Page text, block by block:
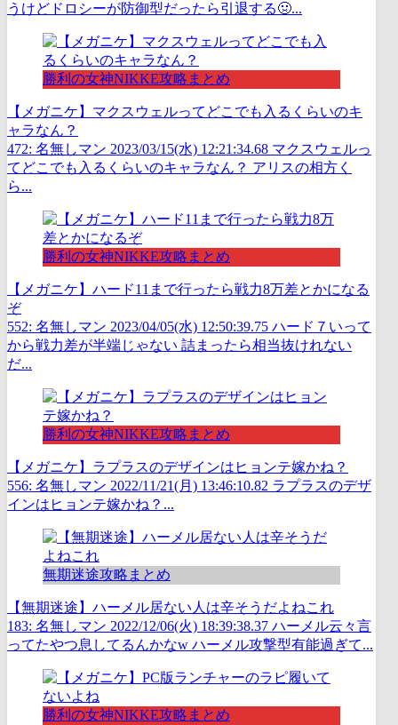
うけどドロシーが防御型だったら引退する🤢...
勝利の女神NIKKE攻略まとめ
【メガニケ】マクスウェルってどこでも入るくらいのキ
ャラなん？
472: 名無しマン 2023/03/15(水) 12:21:34.68 マクスウェルっ
てどこでも入るくらいのキャラなん？ アリスの相方く
ら...
勝利の女神NIKKE攻略まとめ
【メガニケ】ハード11まで行ったら戦力8万差とかになる
ぞ
552: 名無しマン 2023/04/05(水) 12:50:39.75 ハード７いって
から戦力差が半端じゃない 詰まったら相当抜けれない
だ...
勝利の女神NIKKE攻略まとめ
【メガニケ】ラプラスのデザインはヒョンテ嫁かね？
556: 名無しマン 2022/11/21(月) 13:46:10.82 ラプラスのデザ
インはヒョンテ嫁かね？...
無期迷途攻略まとめ
【無期迷途】ハーメル居ない人は辛そうだよねこれ
183: 名無しマン 2022/12/06(火) 18:39:38.37 ハーメル云々言
ってたやつ息してるんかなw ハーメル攻撃型有能過ぎて...
勝利の女神NIKKE攻略まとめ